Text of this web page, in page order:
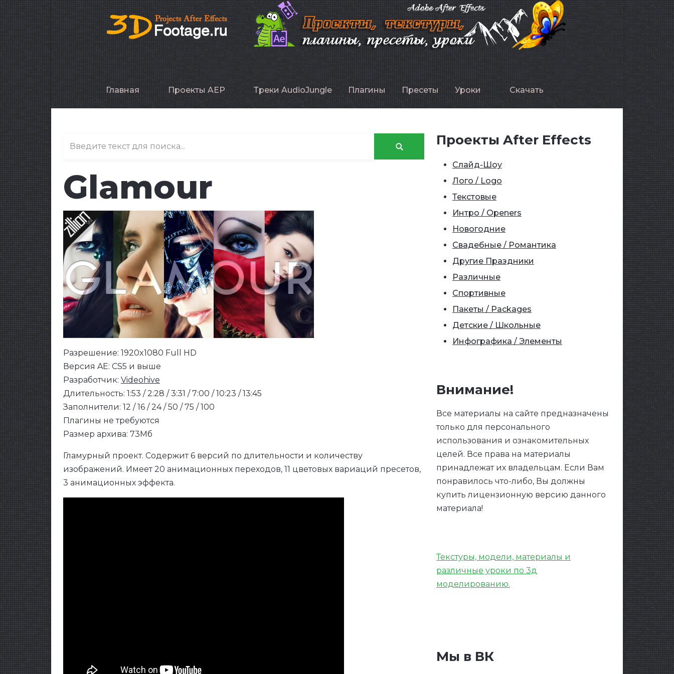
Главная Проекты AEP Треки AudioJungle Плагины Пресеты Уроки Скачать
Glamour
Разрешение: 1920x1080 Full HD
Версия AE: CS5 и выше
Разработчик: Videohive
Длительность: 1:53 / 2:28 / 3:31 / 7:00 / 10:23 / 13:45
Заполнители: 12 / 16 / 24 / 50 / 75 / 100
Плагины не требуются
Размер архива: 73Мб
Гламурный проект. Содержит 6 версий по длительности и количеству
изображений. Имеет 20 анимационных переходов, 11 цветовых вариаций пресетов,
3 анимационных эффекта.
Проекты After Effects
Слайд-Шоу
Лого / Logo
Текстовые
Интро / Openers
Новогодние
Свадебные / Романтика
Другие Праздники
Различные
Спортивные
Пакеты / Packages
Детские / Школьные
Инфографика / Элементы
Внимание!
Все материалы на сайте предназначены
только для персонального
использования и ознакомительных
целей. Все права на материалы
принадлежат их владельцам. Если Вам
понравилось что-либо, Вы должны
купить лицензионную версию данного
материала!
Текстуры, модели, материалы и
различные уроки по 3д
моделированию.
Мы в ВК